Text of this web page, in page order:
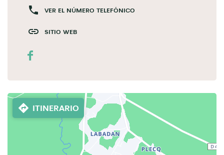
VER EL NÚMERO TELEFÓNICO
SITIO WEB
ITINERARIO